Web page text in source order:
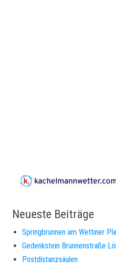
Neueste Beiträge
Springbrunnen am Wettiner
Gedenkstein Brunnenstraße
Postdistanzsäulen